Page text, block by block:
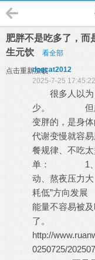
肥胖不是吃多了，而
生元饮
看全部
点击重新加载dogcat2012
2025-7-25 17:45:22
很多人以为
少。 但越来
变胖的，是
代谢变慢就
餐规律、不吃
单： 1、
动、熬夜压
耗低”方向发
能量不容易被
了。
http://
0250725/